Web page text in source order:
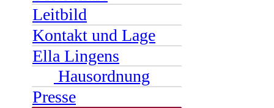
Leitbild
Kontakt und Lage
Ella Lingens
Hausordnung
Presse